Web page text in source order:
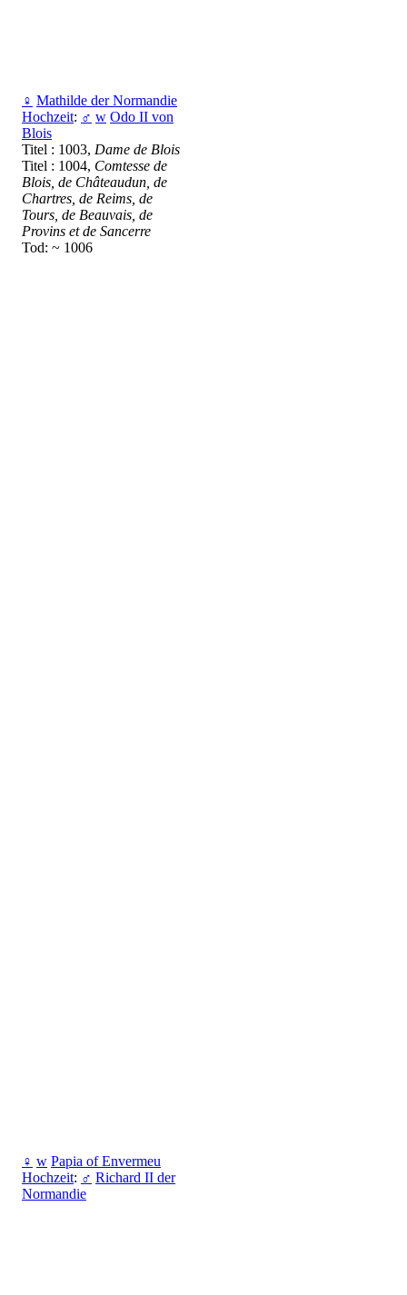
♀ Mathilde der Normandie
Hochzeit: ♂ w Odo II von
Blois
Titel : 1003, Dame de Blois
Titel : 1004, Comtesse de
Blois, de Châteaudun, de
Chartres, de Reims, de
Tours, de Beauvais, de
Provins et de Sancerre
Tod: ~ 1006
♀ w Papia of Envermeu
Hochzeit: ♂ Richard II der
Normandie